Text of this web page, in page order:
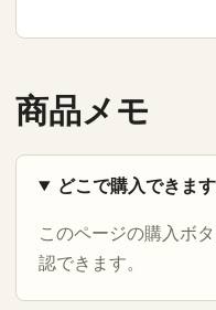
商品メモ
どこで購入できま
このページの購入ボ
認できます。